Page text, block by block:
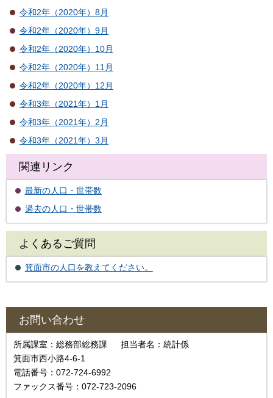
令和2年（2020年）8月
令和2年（2020年）9月
令和2年（2020年）10月
令和2年（2020年）11月
令和2年（2020年）12月
令和3年（2021年）1月
令和3年（2021年）2月
令和3年（2021年）3月
関連リンク
最新の人口・世帯数
過去の人口・世帯数
よくあるご質問
箕面市の人口を教えてください。
お問い合わせ
所属課室：総務部総務課 担当者名：統計係
箕面市西小路4-6-1
電話番号：072-724-6992
ファックス番号：072-723-2096